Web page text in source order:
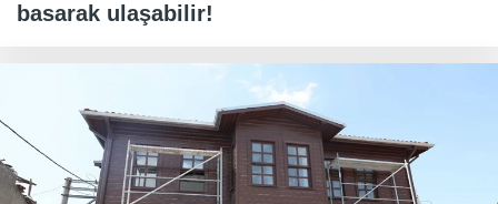
basarak ulaşabilir!